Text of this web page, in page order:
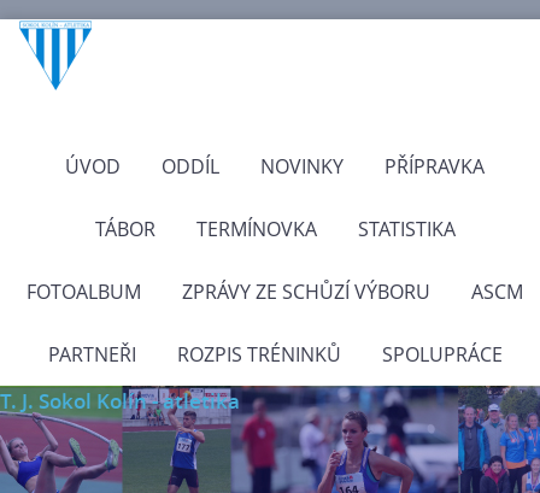
ÚVOD ODDÍL NOVINKY PŘÍPRAVKA
TÁBOR TERMÍNOVKA STATISTIKA
FOTOALBUM ZPRÁVY ZE SCHŮZÍ VÝBORU ASCM
PARTNEŘI ROZPIS TRÉNINKŮ SPOLUPRÁCE
T. J. Sokol Kolín - atletika